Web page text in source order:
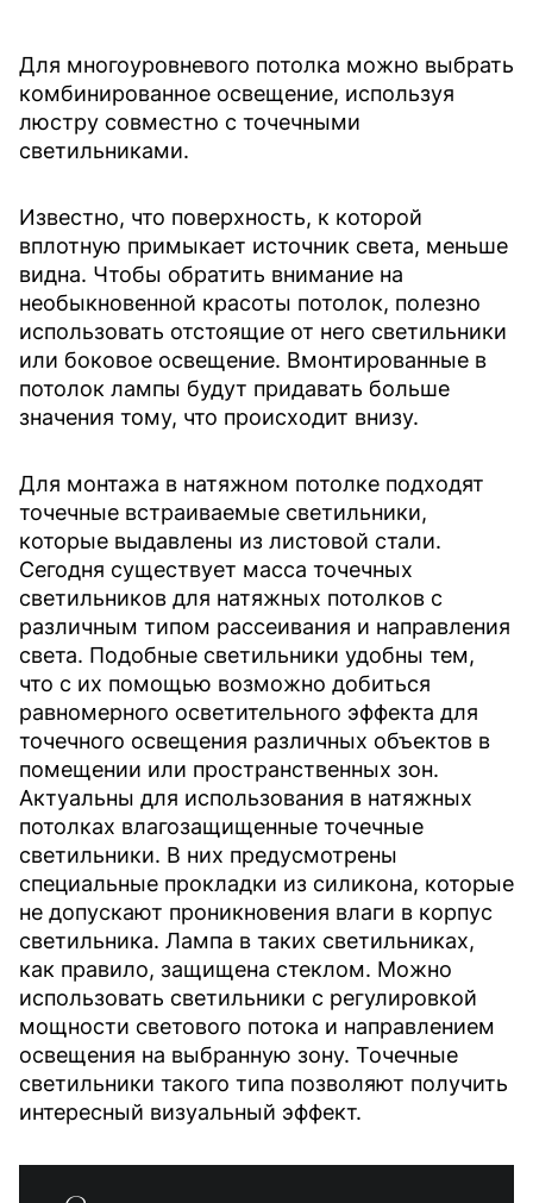
Для многоуровневого потолка можно выбрать
комбинированное освещение, используя
люстру совместно с точечными
светильниками.
Известно, что поверхность, к которой
вплотную примыкает источник света, меньше
видна. Чтобы обратить внимание на
необыкновенной красоты потолок, полезно
использовать отстоящие от него светильники
или боковое освещение. Вмонтированные в
потолок лампы будут придавать больше
значения тому, что происходит внизу.
Для монтажа в натяжном потолке подходят
точечные встраиваемые светильники,
которые выдавлены из листовой стали.
Сегодня существует масса точечных
светильников для натяжных потолков с
различным типом рассеивания и направления
света. Подобные светильники удобны тем,
что с их помощью возможно добиться
равномерного осветительного эффекта для
точечного освещения различных объектов в
помещении или пространственных зон.
Актуальны для использования в натяжных
потолках влагозащищенные точечные
светильники. В них предусмотрены
специальные прокладки из силикона, которые
не допускают проникновения влаги в корпус
светильника. Лампа в таких светильниках,
как правило, защищена стеклом. Можно
использовать светильники с регулировкой
мощности светового потока и направлением
освещения на выбранную зону. Точечные
светильники такого типа позволяют получить
интересный визуальный эффект.